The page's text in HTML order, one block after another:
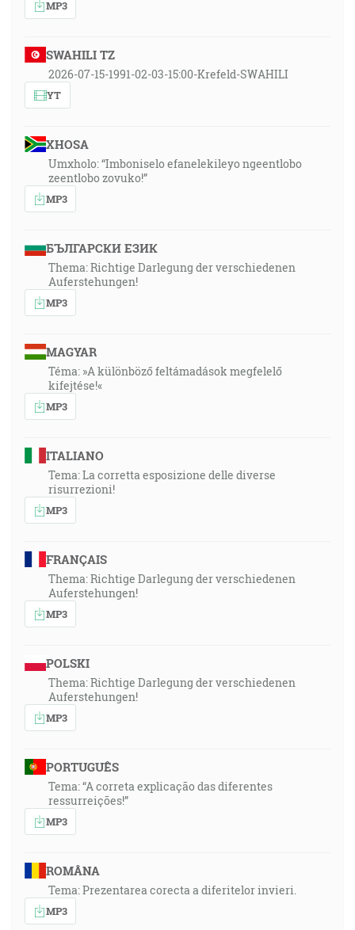
MP3
SWAHILI TZ
2026-07-15-1991-02-03-15:00-Krefeld-SWAHILI
YT
XHOSA
Umxholo: “Imboniselo efanelekileyo ngeentlobo
zeentlobo zovuko!”
MP3
БЪЛГАРСКИ ЕЗИК
Thema: Richtige Darlegung der verschiedenen
Auferstehungen!
MP3
MAGYAR
Téma: »A különböző feltámadások megfelelő
kifejtése!«
MP3
ITALIANO
Tema: La corretta esposizione delle diverse
risurrezioni!
MP3
FRANÇAIS
Thema: Richtige Darlegung der verschiedenen
Auferstehungen!
MP3
POLSKI
Thema: Richtige Darlegung der verschiedenen
Auferstehungen!
MP3
PORTUGUÊS
Tema: “A correta explicação das diferentes
ressurreições!”
MP3
ROMÂNA
Tema: Prezentarea corecta a diferitelor invieri.
MP3